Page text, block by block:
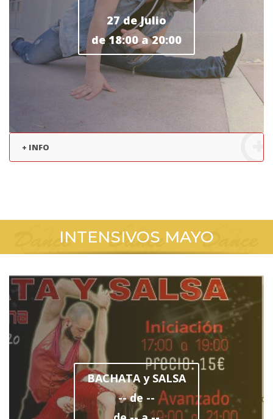
27 de Julio
de 18:00 a 20:00
+ INFO
INTENSIVOS MAYO
BACHATA y SALSA
-- de --